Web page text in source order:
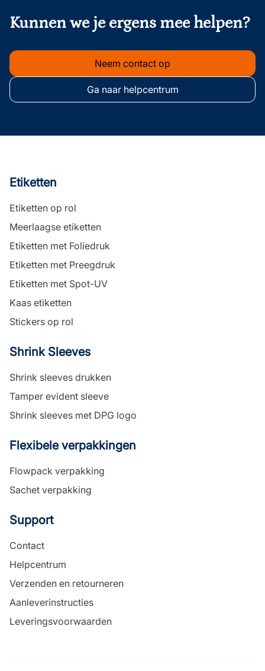
Kunnen we je ergens mee helpen?
Neem contact op
Ga naar helpcentrum
Etiketten
Etiketten op rol
Meerlaagse etiketten
Etiketten met Foliedruk
Etiketten met Preegdruk
Etiketten met Spot-UV
Kaas etiketten
Stickers op rol
Shrink Sleeves
Shrink sleeves drukken
Tamper evident sleeve
Shrink sleeves met DPG logo
Flexibele verpakkingen
Flowpack verpakking
Sachet verpakking
Support
Contact
Helpcentrum
Verzenden en retourneren
Aanleverinstructies
Leveringsvoorwaarden